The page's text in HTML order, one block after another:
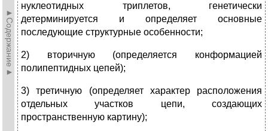
►Содержание►
нуклеотидных триплетов, генетически
детерминируется и определяет основные
последующие структурные особенности;
2) вторичную (определяется конформацией
полипептидных цепей);
3) третичную (определяет характер расположения
отдельных участков цепи, создающих
пространственную картину);